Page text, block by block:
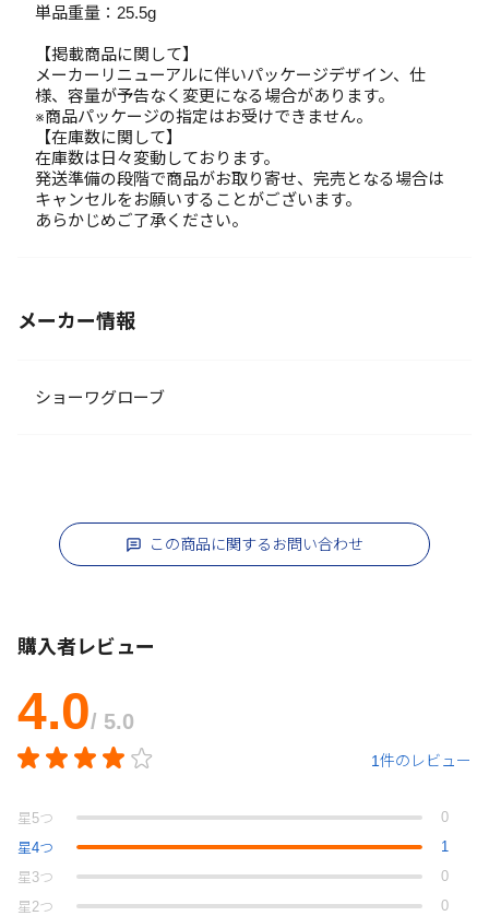
単品重量：25.5g
【掲載商品に関して】
メーカーリニューアルに伴いパッケージデザイン、仕
様、容量が予告なく変更になる場合があります。
※商品パッケージの指定はお受けできません。
【在庫数に関して】
在庫数は日々変動しております。
発送準備の段階で商品がお取り寄せ、完売となる場合は
キャンセルをお願いすることがございます。
あらかじめご了承ください。
メーカー情報
ショーワグローブ
この商品に関するお問い合わせ
購入者レビュー
4.0/ 5.0
1件のレビュー
星 5つ
0
星4つ
1
星 3つ
0
星 2つ
0